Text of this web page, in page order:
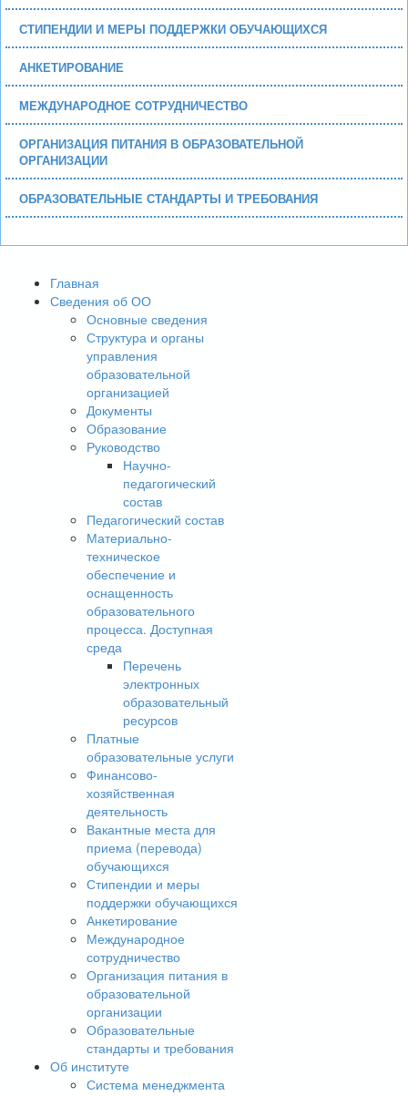
СТИПЕНДИИ И МЕРЫ ПОДДЕРЖКИ ОБУЧАЮЩИХСЯ
АНКЕТИРОВАНИЕ
МЕЖДУНАРОДНОЕ СОТРУДНИЧЕСТВО
ОРГАНИЗАЦИЯ ПИТАНИЯ В ОБРАЗОВАТЕЛЬНОЙ
ОРГАНИЗАЦИИ
ОБРАЗОВАТЕЛЬНЫЕ СТАНДАРТЫ И ТРЕБОВАНИЯ
Главная
Сведения об ОО
Основные сведения
Структура и органы
управления
образовательной
организацией
Документы
Образование
Руководство
Научно-
педагогический
состав
Педагогический состав
Материально-
техническое
обеспечение и
оснащенность
образовательного
процесса. Доступная
среда
Перечень
электронных
образовательный
ресурсов
Платные
образовательные услуги
Финансово-
хозяйственная
деятельность
Вакантные места для
приема (перевода)
обучающихся
Стипендии и меры
поддержки обучающихся
Анкетирование
Международное
сотрудничество
Организация питания в
образовательной
организации
Образовательные
стандарты и требования
Об институте
Система менеджмента